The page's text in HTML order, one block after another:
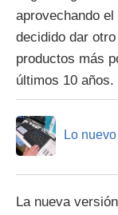
aprovechando
decidido dar
productos más
últimos 10 años.
Lo
La nueva